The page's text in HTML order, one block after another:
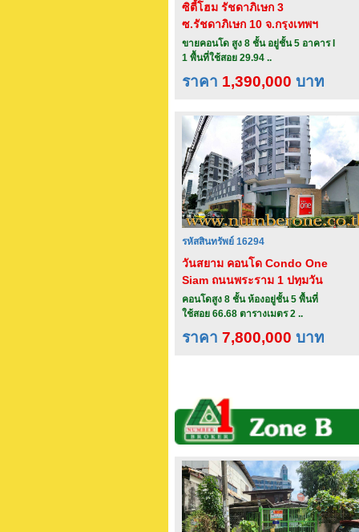
ซิตี้โฮม รัชดาภิเษก 3
ซ.รัชดาภิเษก 10 จ.กรุงเทพฯ
ขายคอนโด สูง 8 ชั้น อยู่ชั้น 5 อาคาร I
1 พื้นที่ใช้สอย 29.94 ..
ราคา 1,390,000 บาท
รหัสสินทรัพย์ 16294
วันสยาม คอนโด Condo One
Siam ถนนพระราม 1 ปทุมวัน
กรุงเทพ
คอนโดสูง 8 ชั้น ห้องอยู่ชั้น 5 พื้นที่
ใช้สอย 66.68 ตารางเมตร 2 ..
ราคา 7,800,000 บาท